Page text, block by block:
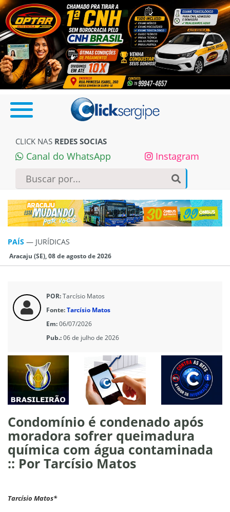
CLICK NAS REDES SOCIAS
Canal do WhatsApp Instagram
PAÍS — JURÍ­DICAS
Aracaju (SE), 08 de agosto de 2026
POR:Tarcísio Matos
Fonte:Tarcísio Matos
Em:06/07/2026
Pub.:06 de julho de 2026
Condomínio é condenado após
moradora sofrer queimadura
química com água contaminada
:: Por Tarcísio Matos
Tarcísio Matos*